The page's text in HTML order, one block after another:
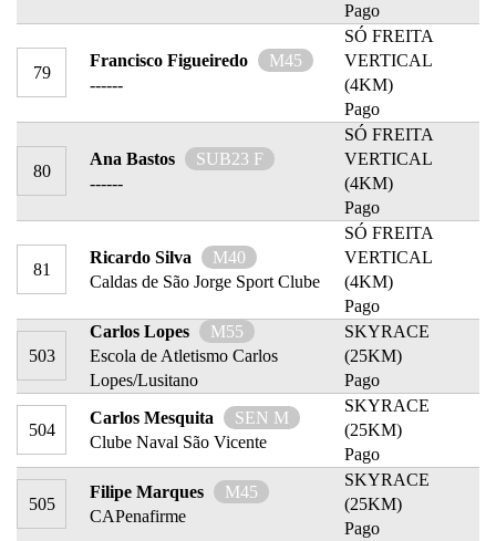
Pago
79
Francisco Figueiredo
M45
------
SÓ FREITA
VERTICAL
(4KM)
Pago
80
Ana Bastos
SUB23 F
------
SÓ FREITA
VERTICAL
(4KM)
Pago
81
Ricardo Silva
M40
Caldas de São Jorge Sport Clube
SÓ FREITA
VERTICAL
(4KM)
Pago
503
Carlos Lopes
M55
Escola de Atletismo Carlos
Lopes/Lusitano
SKYRACE
(25KM)
Pago
504
Carlos Mesquita
SEN M
Clube Naval São Vicente
SKYRACE
(25KM)
Pago
505
Filipe Marques
M45
CAPenafirme
SKYRACE
(25KM)
Pago